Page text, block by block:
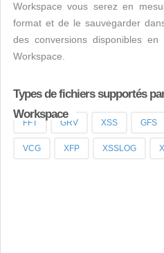
Workspace vous serez en
format et de le sauvegarder
des conversions disponibles en
Workspace.
Types de fichiers supportés
Workspace
FFT GRV XSS GFS
VCG XFP XSSLOG